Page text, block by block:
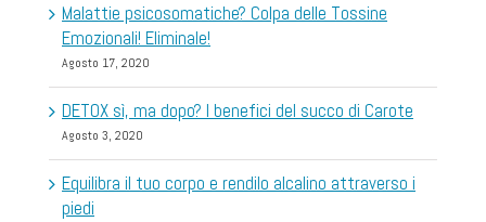
Malattie psicosomatiche? Colpa delle Tossine
Emozionali! Eliminale!
Agosto 17, 2020
DETOX sì, ma dopo? I benefici del succo di Carote
Agosto 3, 2020
Equilibra il tuo corpo e rendilo alcalino attraverso i
piedi